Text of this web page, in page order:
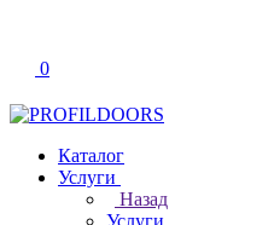
0
Каталог
Услуги
Назад
Услуги